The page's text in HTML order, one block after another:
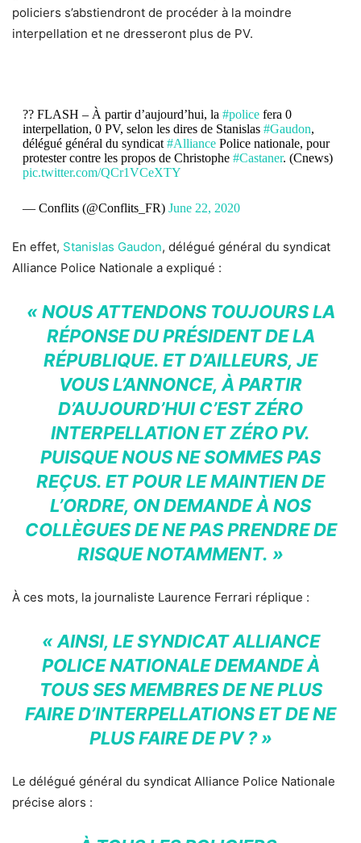
policiers s’abstiendront de procéder à la moindre
interpellation et ne dresseront plus de PV.
?? FLASH – À partir d’aujourd’hui, la #policefera 0
interpellation, 0 PV, selon les dires de Stanislas #Gaudon,
délégué général du syndicat #AlliancePolice nationale, pour
protester contre les propos de Christophe #Castaner. (Cnews)
pic.twitter.com/QCr1VCeXTY
— Conflits (@Conflits_FR) June 22, 2020
En effet, Stanislas Gaudon, délégué général du syndicat
Alliance Police Nationale a expliqué :
« NOUS ATTENDONS TOUJOURS LA
RÉPONSE DU PRÉSIDENT DE LA
RÉPUBLIQUE. ET D’AILLEURS, JE
VOUS L’ANNONCE, À PARTIR
D’AUJOURD’HUI C’EST ZÉRO
INTERPELLATION ET ZÉRO PV.
PUISQUE NOUS NE SOMMES PAS
REÇUS. ET POUR LE MAINTIEN DE
L’ORDRE, ON DEMANDE À NOS
COLLÈGUES DE NE PAS PRENDRE DE
RISQUE NOTAMMENT. »
À ces mots, la journaliste Laurence Ferrari réplique :
« AINSI, LE SYNDICAT ALLIANCE
POLICE NATIONALE DEMANDE À
TOUS SES MEMBRES DE NE PLUS
FAIRE D’INTERPELLATIONS ET DE NE
PLUS FAIRE DE PV ? »
Le délégué général du syndicat Alliance Police Nationale
précise alors :